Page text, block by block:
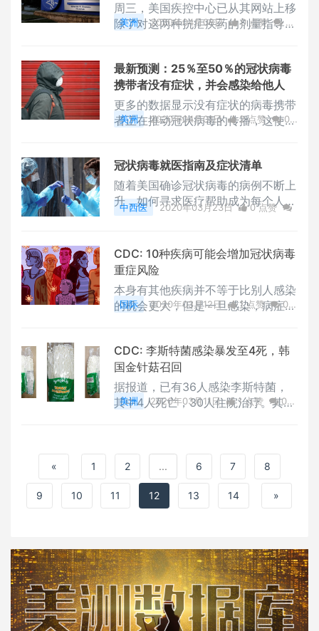
周三，美国疾控中心已从其网站上移
除了对这两种抗疟疾药的剂量指导意
美洲 2020年04月08日 0 点赞
0
最新预测：25％至50％的冠状病毒
携带者没有症状，并会感染给他人
更多的数据显示没有症状的病毒携带
者正在推动冠状病毒的传播，这使美
美洲 2020年04月01日 2 点赞
0
冠状病毒就医指南及症状清单
随着美国确诊冠状病毒的病例不断上
升，如何寻求医疗帮助成为每个人最
关心的问题。 以下文章整理了CDC
新型冠状病毒的症状，及如何寻求检
测和医疗帮助。
中西医 2020年03月23日
0 点赞
CDC: 10种疾病可能会增加冠状病毒
重症风险
本身有其他疾病并不等于比别人感染
的机会更大，但是一旦感染，病症可
国际 2020年03月12日 1 点赞
0
CDC: 李斯特菌感染暴发至4死，韩
国金针菇召回
据报道，已有36人感染李斯特菌，
其中4人死亡，30人住院治疗。其中
美洲 2020年03月11日 1 点赞
0
« 1 2 ... 6 7 8
9 10 11 12 13 14 »